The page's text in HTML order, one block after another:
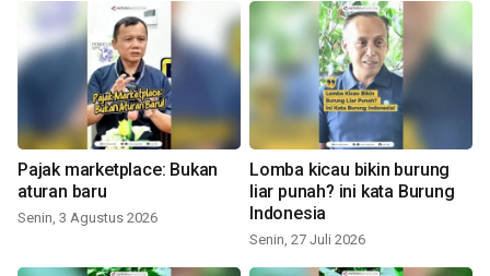
Pajak marketplace: Bukan
aturan baru
Senin, 3 Agustus 2026
Lomba kicau bikin burung
liar punah? ini kata Burung
Indonesia
Senin, 27 Juli 2026